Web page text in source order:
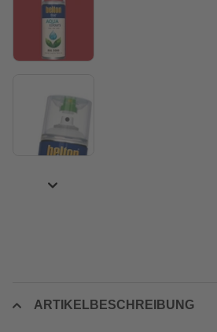
ARTIKELBESCHREIBUNG